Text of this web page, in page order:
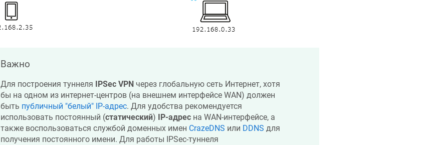
Важно
Для построения туннеля IPSec VPN через глобальную сеть Интернет, хотя
бы на одном из интернет-центров (на внешнем интерфейсе WAN) должен
быть публичный "белый" IP-адрес. Для удобства рекомендуется
использовать постоянный (статический) IP-адресна WAN-интерфейсе, а
также воспользоваться службой доменных имен CrazeDNS или DDNS для
получения постоянного имени. Для работы IPSec-туннеля